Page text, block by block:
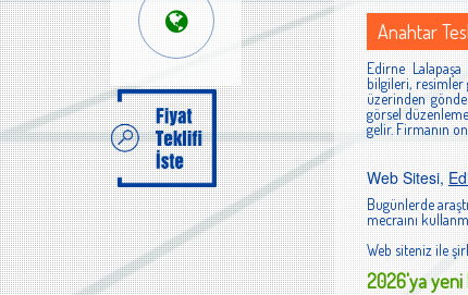
Anahtar
Edirne
bilgileri,
üzerinden
görsel
gelir. Firmanın
Web Sitesi,
Bugünlerde
mecraını
Web siteniz ile
2026'ya yeni